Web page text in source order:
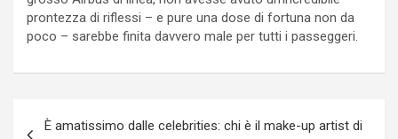
prontezza di riflessi – e pure una dose di fortuna non da
poco – sarebbe finita davvero male per tutti i passeggeri.
Navigazione
È amatissimo dalle celebrities: chi è il make-up artist di